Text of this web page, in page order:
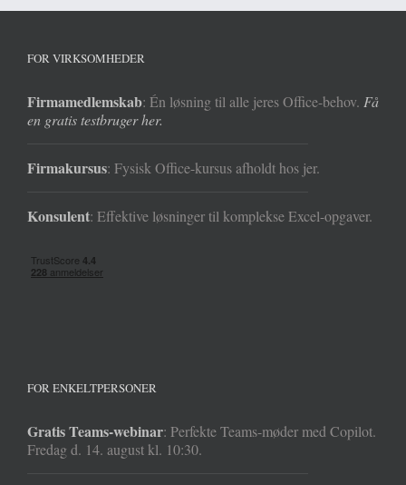
FOR VIRKSOMHEDER
Firmamedlemskab: Én løsning til alle jeres Office-behov. Få
en gratis testbruger her.
Firmakursus: Fysisk Office-kursus afholdt hos jer.
Konsulent: Effektive løsninger til komplekse Excel-opgaver.
FOR ENKELTPERSONER
Gratis Teams-webinar: Perfekte Teams-møder med Copilot.
Fredag d. 14. august kl. 10:30.